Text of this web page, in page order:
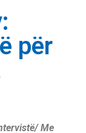
për
Me